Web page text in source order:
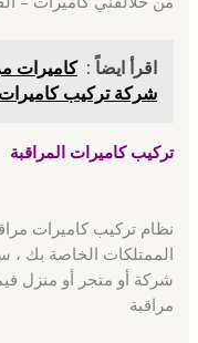
اقرأ ايضاً :
شركة تركيب
تركيب كاميرات المراقبة
نظام تركيب كاميرات
الممتلكات الخاصة بك
شركة أو متجر أو منزل
مراقبة